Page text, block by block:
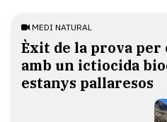
MEDI NATURAL
Èxit de la prova
amb un ictiocida
estanys pallaresos